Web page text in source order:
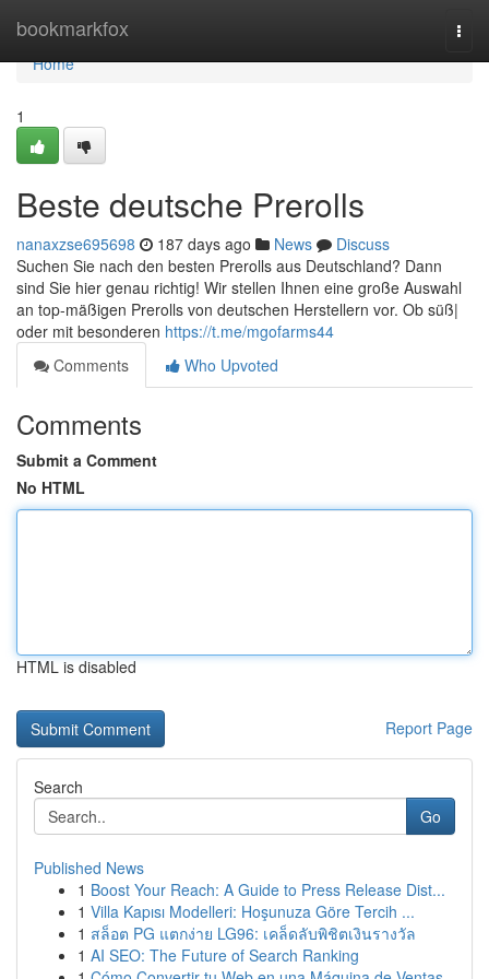
bookmarkfox
Home
Home
1
Beste deutsche Prerolls
nanaxzse695698 187 days ago News
Discuss
Suchen Sie nach den besten Prerolls aus Deutschland? Dann
sind Sie hier genau richtig! Wir stellen Ihnen eine große Auswahl
an top-mäßigen Prerolls von deutschen Herstellern vor. Ob süß|
oder mit besonderen https://t.me/mgofarms44
Comments
Who Upvoted
Comments
Submit a Comment
No HTML
HTML is disabled
Report Page
Search
Go
Published News
1 Boost Your Reach: A Guide to Press Release Dist...
1 Villa Kapısı Modelleri: Hoşunuza Göre Tercih ...
1 สล็อต PG แตกง่าย LG96: เคล็ดลับพิชิตเงินรางวัล
1 AI SEO: The Future of Search Ranking